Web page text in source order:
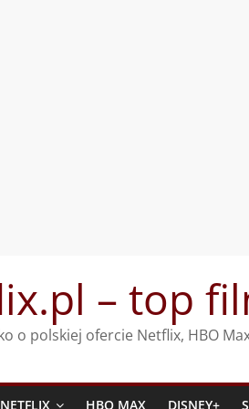
– top
o polskiej ofercie Netflix, HBO
NETFLIX HBO MAX DISNEY+